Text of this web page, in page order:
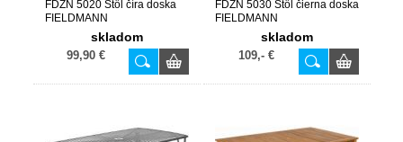
FDZN 5020 Stôl číra doska
FIELDMANN
skladom
99,90 €
FDZN 5030 Stôl čierna doska
FIELDMANN
skladom
109,- €